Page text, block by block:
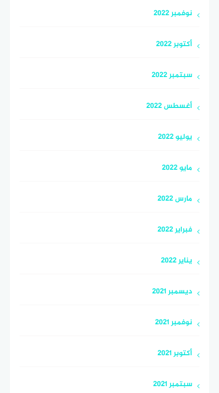
نوفمبر 2022
أكتوبر 2022
سبتمبر 2022
أغسطس 2022
يوليو 2022
مايو 2022
مارس 2022
فبراير 2022
يناير 2022
ديسمبر 2021
نوفمبر 2021
أكتوبر 2021
سبتمبر 2021